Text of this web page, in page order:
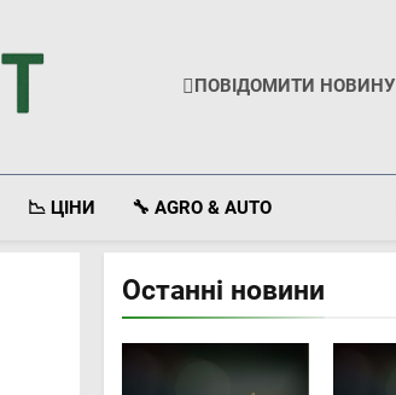
ПОВІДОМИТИ НОВИНУ
📉 ЦІНИ 🔧 AGRO & AUTO
Останні новини